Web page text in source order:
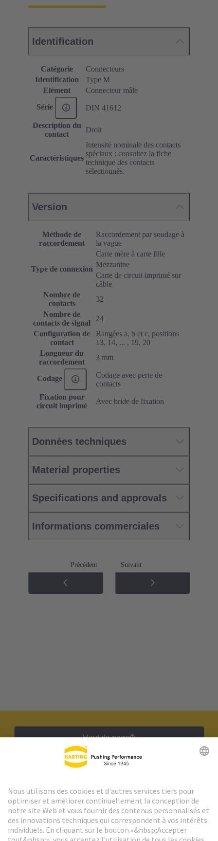
Identification
Catégorie
Connecteurs
Identification
Type M
Elément
Connecteur mâle
Série DIN 41612
Description du
contact
Droit
Caractéristiques
Intensité nominale des contacts
spéciaux : consultez la fiche
technique des contacts
sélectionnés.
Version
Méthode de
raccordement
Raccordement par soudage à
la vague
Type de connexion
Carte mère à carte fille
Mezzanine
Carte de circuit imprimé sur
câble
Nombre de
contacts
32
Nombre de
contacts de signal
24
Configuration de
contact
Rangées a, b et c, positions
13, 14, ... , 19, 20
Longueur du
raccordement
3 mm
Codage
Codage avec perte de
contacts
Fixation pour
circuit imprimé
Avec bride de fixation
Données techniques
Material properties
Specifications and approvals
Informations commerciales
Précédent Suivant
Haut de page
Aller à l'inscription